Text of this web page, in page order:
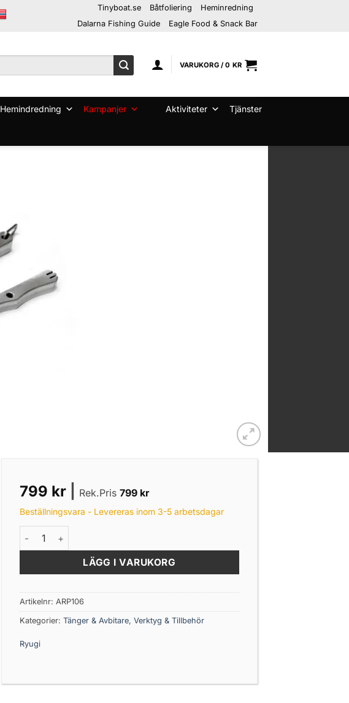
Tinyboat.se Båtfoliering
Heminredning
Dalarna Fishing Guide
Eagle Food & Snack Bar
VARUKORG /0 KR
Hemindredning Kampanjer Aktiviteter Tjänster
799 kr| Rek.Pris 799 kr
Beställningsvara - Levereras inom 3-5 arbetsdagar
Ryugi R-Plier Silver mängd
LÄGG I VARUKORG
Artikelnr: ARP106
Kategorier: Tänger & Avbitare, Verktyg & Tillbehör
Ryugi